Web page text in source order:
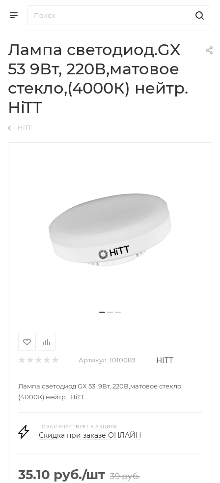
Лампа светодиод.GX
53 9Вт, 220В,матовое
стекло,(4000К) нейтр.
HiTT
HiTT
Артикул: 1010089 HITT
Лампа светодиод.GX 53 9Вт, 220В,матовое стекло,
(4000К) нейтр. HiTT
ТОВАР УЧАСТВУЕТ В АКЦИЯХ
Скидка при заказе ОНЛАЙН
35.10 руб./шт 39руб.